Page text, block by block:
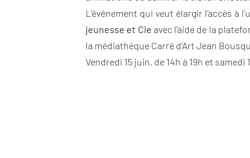
L’événement qui veut élargir l’accès
jeunesse et Cie avec l’aide de la
la médiathèque Carré d’Art Jean
Vendredi 15 juin, de 14h à 19h et samedi